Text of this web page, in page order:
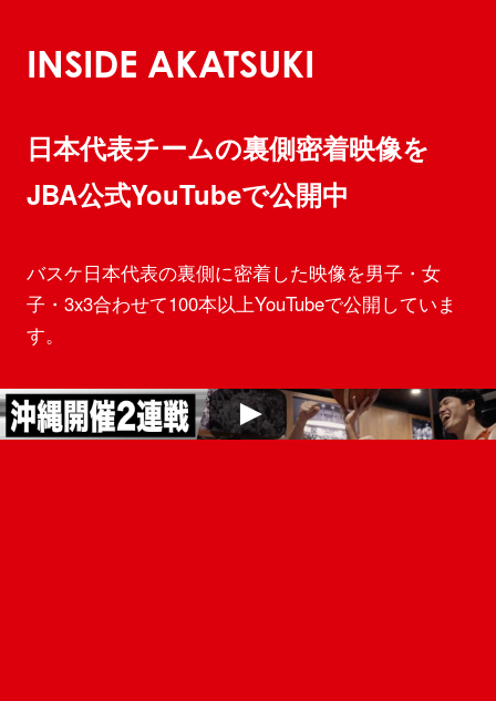
INSIDE AKATSUKI
日本代表チームの裏側密着映像を
JBA公式YouTubeで公開中
バスケ日本代表の裏側に密着した映像を男子・女
子・3x3合わせて100本以上YouTubeで公開していま
す。